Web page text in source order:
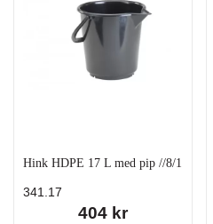
Hink HDPE 17 L med pip //8/1
341.17
404 kr